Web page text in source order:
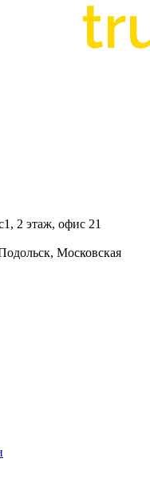
2 этаж, офис 21
Московская